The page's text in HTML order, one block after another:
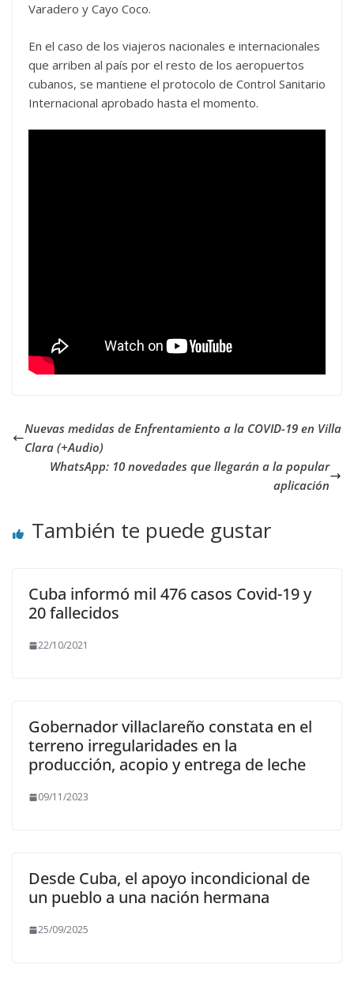
Varadero y Cayo Coco.
En el caso de los viajeros nacionales e internacionales
que arriben al país por el resto de los aeropuertos
cubanos, se mantiene el protocolo de Control Sanitario
Internacional aprobado hasta el momento.
Nuevas medidas de Enfrentamiento a la COVID-19 en Villa
Clara (+Audio)
WhatsApp: 10 novedades que llegarán a la popular
aplicación
También te puede gustar
Cuba informó mil 476 casos Covid-19 y
20 fallecidos
22/10/2021
Gobernador villaclareño constata en el
terreno irregularidades en la
producción, acopio y entrega de leche
09/11/2023
Desde Cuba, el apoyo incondicional de
un pueblo a una nación hermana
25/09/2025